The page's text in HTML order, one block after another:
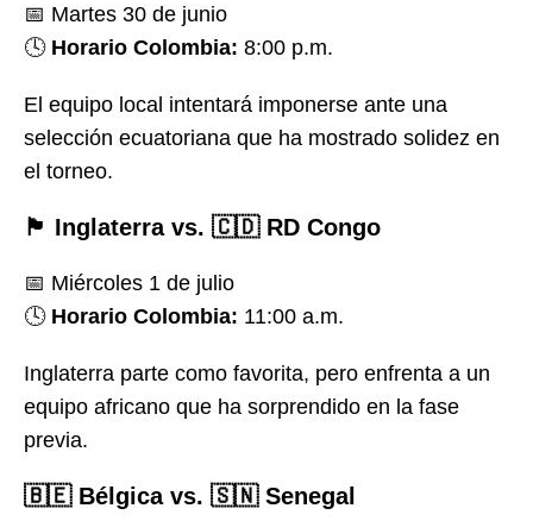
📅 Martes 30 de junio
🕓 Horario Colombia: 8:00 p.m.
El equipo local intentará imponerse ante una
selección ecuatoriana que ha mostrado solidez en
el torneo.
🏴 Inglaterra vs. 🇨🇩 RD Congo
📅 Miércoles 1 de julio
🕓 Horario Colombia: 11:00 a.m.
Inglaterra parte como favorita, pero enfrenta a un
equipo africano que ha sorprendido en la fase
previa.
🇧🇪 Bélgica vs. 🇸🇳 Senegal